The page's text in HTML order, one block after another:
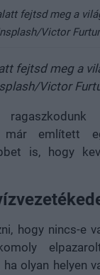
fejtsd meg a
Victor
fejtsd meg a
Victor
már említett
is, hogy
hogy nincs-e
ha olyan helyen